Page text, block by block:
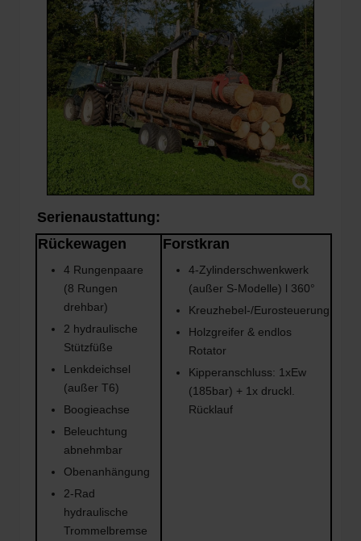
Serienaustattung:
Rückewagen
4 Rungenpaare
(8 Rungen
drehbar)
2 hydraulische
Stützfüße
Lenkdeichsel
(außer T6)
Boogieachse
Beleuchtung
abnehmbar
Obenanhängung
2-Rad
hydraulische
Trommelbremse
Forstkran
4-Zylinderschwenkwerk
(außer S-Modelle) l 360°
Kreuzhebel-/Eurosteuerung
Holzgreifer & endlos
Rotator
Kipperanschluss: 1xEw
(185bar) + 1x druckl.
Rücklauf